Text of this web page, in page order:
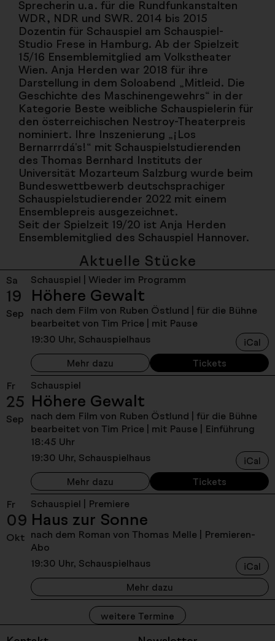
Sprecherin u.a. für die Rundfunkanstalten
WDR, NDR und SWR. 2014 bis 2015
Dozentin für Schauspiel am Schauspiel-
Studio Frese in Hamburg. Ab der Spielzeit
15/16 Ensemblemitglied am Volkstheater
Wien. Anja Herden war 2018 für ihre
Darstellung in dem Soloabend „Mitleid. Die
Geschichte des Maschinengewehrs“ in der
Kategorie Beste weibliche Schauspielerin für
den österreichischen Nestroy-Theaterpreis
nominiert. Ihre Inszenierung „¡Los
Bernarrrdá's!“ mit Schauspielstudierenden
des Thomas Bernhard Instituts der
Universität Mozarteum Salzburg wurde beim
Bundeswettbewerb deutschsprachiger
Schauspielstudierender 2022 mit einem
Ensemblepreis ausgezeichnet.
Seit der Spielzeit 19/20 ist Anja Herden
Ensemblemitglied des Schauspiel Hannover.
Aktuelle Stücke
Sa
19
Sep
Schauspiel | Wieder im Programm
Höhere Gewalt
nach dem Film von Ruben Östlund | für die Bühne
bearbeitet von Tim Price | mit Pause
19:30 Uhr, Schauspielhaus
iCal
Tickets
Mehr dazu
Fr
25
Sep
Schauspiel
Höhere Gewalt
nach dem Film von Ruben Östlund | für die Bühne
bearbeitet von Tim Price | mit Pause
| Einführung
18:45 Uhr
19:30 Uhr, Schauspielhaus
iCal
Tickets
Mehr dazu
Fr
09
Okt
Schauspiel | Premiere
Haus zur Sonne
nach dem Roman von Thomas Melle
| Premieren-
Abo
19:30 Uhr, Schauspielhaus
iCal
Mehr dazu
weitere Termine